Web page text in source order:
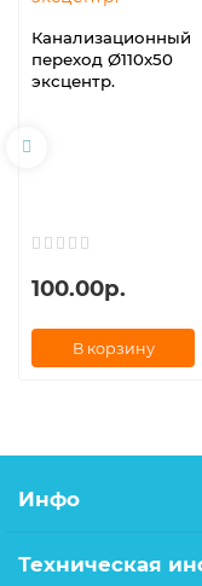
Канализационный
переход Ø110х50
эксцентр.
100.00р.
В корзину
Инфо
Техническая